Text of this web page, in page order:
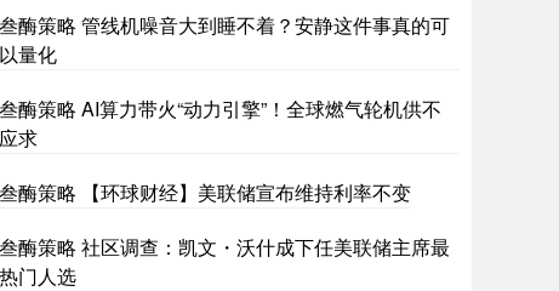
叁酶策略 管线机噪音大到睡不着？安静这件事真的可
以量化
叁酶策略 AI算力带火“动力引擎”！全球燃气轮机供不
应求
叁酶策略 【环球财经】美联储宣布维持利率不变
叁酶策略 社区调查：凯文・沃什成下任美联储主席最
热门人选